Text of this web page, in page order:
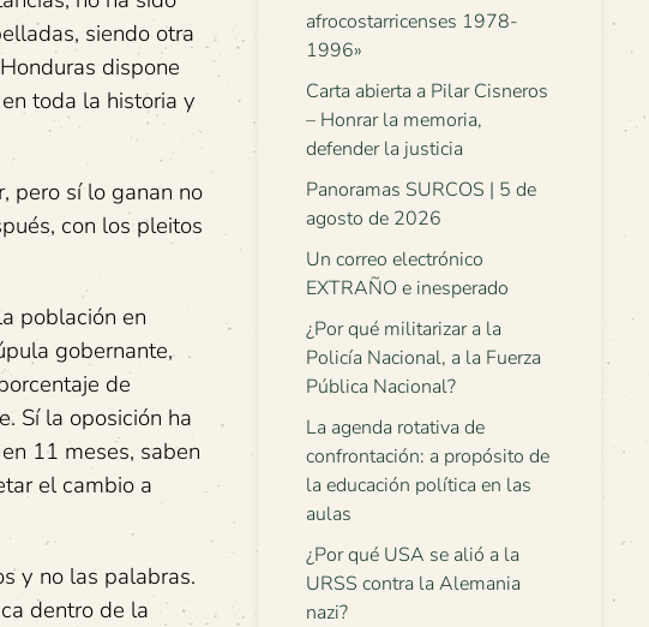
siendo otra
dispone
toda la historia y
pero sí lo ganan no
con los pleitos
población en
gobernante,
de
Sí la oposición ha
11 meses, saben
el cambio a
y no las palabras.
dentro de la
afrocostarricenses 1978-
1996»
Carta abierta a Pilar Cisneros
– Honrar la memoria,
defender la justicia
Panoramas SURCOS | 5 de
agosto de 2026
Un correo electrónico
EXTRAÑO e inesperado
¿Por qué militarizar a la
Policía Nacional, a la Fuerza
Pública Nacional?
La agenda rotativa de
confrontación: a propósito de
la educación política en las
aulas
¿Por qué USA se alió a la
URSS contra la Alemania
nazi?